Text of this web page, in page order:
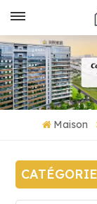
Maison